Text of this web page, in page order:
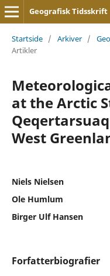
Geografisk Tidsskrift
Startside / Arkiver /
Artikler
at the Arctic
West
Niels Nielsen
Ole Humlum
Birger Ulf Hansen
Forfatterbiografier